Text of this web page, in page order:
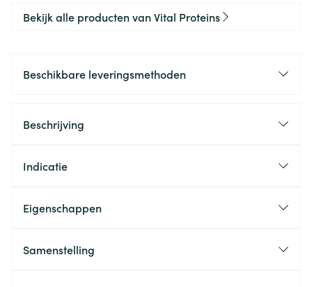
Bekijk alle producten van Vital Proteins
Beschikbare leveringsmethoden
Beschrijving
Indicatie
Eigenschappen
Samenstelling